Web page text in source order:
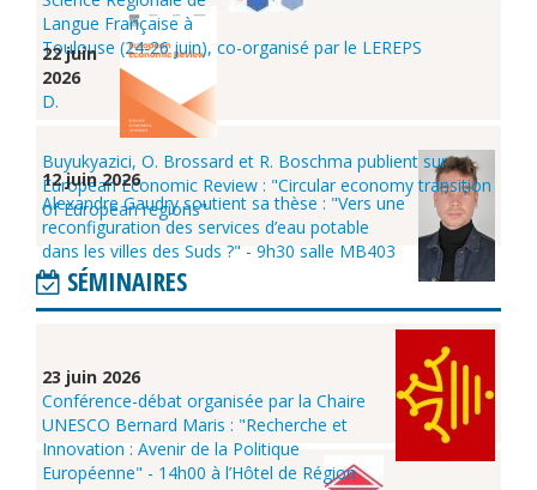
Langue Française à
Toulouse (24-26 juin), co-organisé par le LEREPS
22 juin
2026
D.
Buyukyazici, O. Brossard et R. Boschma publient sur
European Economic Review : "Circular economy transition
of European regions"
12 juin 2026
Alexandre Gaudry soutient sa thèse : "Vers une
reconfiguration des services d’eau potable
dans les villes des Suds ?" - 9h30 salle MB403
SÉMINAIRES
23 juin 2026
Conférence-débat organisée par la Chaire
UNESCO Bernard Maris : "Recherche et
Innovation : Avenir de la Politique
Européenne" - 14h00 à l’Hôtel de Région